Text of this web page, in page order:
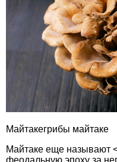
Майтакегрибы майтаке
Майтаке еще называют
феодальную эпоху за